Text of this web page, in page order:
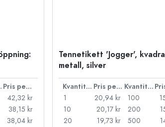
Pris per styck
42,32 kr
38,15 kr
38,04 kr
Tennetikett 'Jogger',
metall, silver
Kvantitet Pris per styck Kvantitet
1
20,94 kr
10
20,17 kr
20
19,73 kr
100
200
500